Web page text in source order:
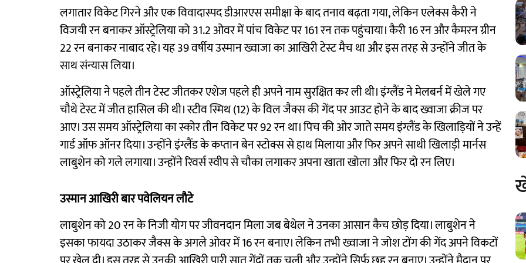
लगातार विकेट गिरने और एक विवादास्पद डीआरएस समीक्षा के बाद तनाव बढ़ता गया, लेकिन एलेक्स कैरी ने
विजयी रन बनाकर ऑस्ट्रेलिया को 31.2 ओवर में पांच विकेट पर 161 रन तक पहुंचाया। कैरी 16 रन और कैमरन ग्रीन
22 रन बनाकर नाबाद रहे। यह 39 वर्षीय उस्मान ख्वाजा का आखिरी टेस्ट मैच था और इस तरह से उन्होंने जीत के
साथ संन्यास लिया।
ऑस्ट्रेलिया ने पहले तीन टेस्ट जीतकर एशेज पहले ही अपने नाम सुरक्षित कर ली थी। इंग्लैंड ने मेलबर्न में खेले गए
चौथे टेस्ट में जीत हासिल की थी। स्टीव स्मिथ (12) के विल जैक्स की गेंद पर आउट होने के बाद ख्वाजा क्रीज पर
आए। उस समय ऑस्ट्रेलिया का स्कोर तीन विकेट पर 92 रन था। पिच की ओर जाते समय इंग्लैंड के खिलाड़ियों ने उन्हें
गार्ड ऑफ ऑनर दिया। उन्होंने इंग्लैंड के कप्तान बेन स्टोक्स से हाथ मिलाया और फिर अपने साथी खिलाड़ी मार्नस
लाबुशेन को गले लगाया। उन्होंने रिवर्स स्वीप से चौका लगाकर अपना खाता खोला और फिर दो रन लिए।
उस्मान आखिरी बार पवेलियन लौटे
लाबुशेन को 20 रन के निजी योग पर जीवनदान मिला जब बेथेल ने उनका आसान कैच छोड़ दिया। लाबुशेन ने
इसका फायदा उठाकर जैक्स के अगले ओवर में 16 रन बनाए। लेकिन तभी ख्वाजा ने जोश टोंग की गेंद अपने विकटों